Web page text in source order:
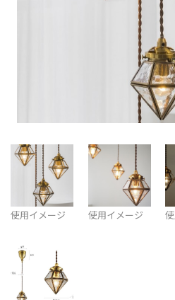
使用イメージ 使用イメージ